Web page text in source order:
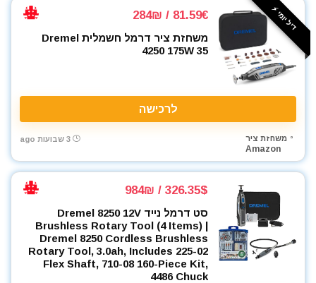
אקדח מרק (נקניקים) ידני
אקדח ניטים
אקדח סיכות ידני
אקדח סיליקון חשמלי
אקדח סיליקון ידני
אקדחי חום
אקדחי סיליקון ונקניקים
ארגז כלים מזווד
ארגזי כלים
בגדי עבודה
בוקסות
בוקסות הינע 1/2"
בוקסות הינע 1/4"
בוקסות הינע 3/4"
דיל יומי ⚡️ 81.59€ / 284₪
משחזת ציר דרמל חשמלית Dremel
4250 175W 35
לרכישה
משחזת ציר
Amazon
3 שבועות ago
326.35$ / 984₪
סט דרמל נייד Dremel 8250 12V
Brushless Rotary Tool (4 Items) |
Dremel 8250 Cordless Brushless
Rotary Tool, 3.0ah, Includes 225-02
Flex Shaft, 710-08 160-Piece Kit,
4486 Chuck